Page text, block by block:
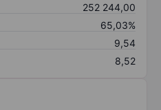
252 244,00
65,03%
9,54
8,52